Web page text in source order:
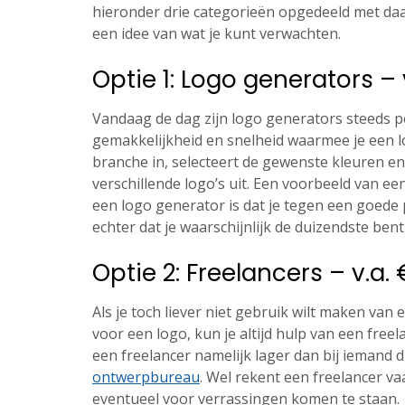
hieronder drie categorieën opgedeeld met
een idee van wat je kunt verwachten.
Optie 1: Logo generators –
Vandaag de dag zijn logo generators steeds
gemakkelijkheid en snelheid waarmee je
branche in, selecteert de gewenste kleuren
verschillende logo’s uit. Een voorbeeld van
een logo generator is dat je tegen een
echter dat je waarschijnlijk de duizendste
Optie 2: Freelancers – v.a.
Als je toch liever niet gebruik wilt maken
voor een logo, kun je altijd hulp van een
een freelancer namelijk lager dan bij iemand
ontwerpbureau. Wel rekent een freelancer
eventueel voor verrassingen komen te staan.